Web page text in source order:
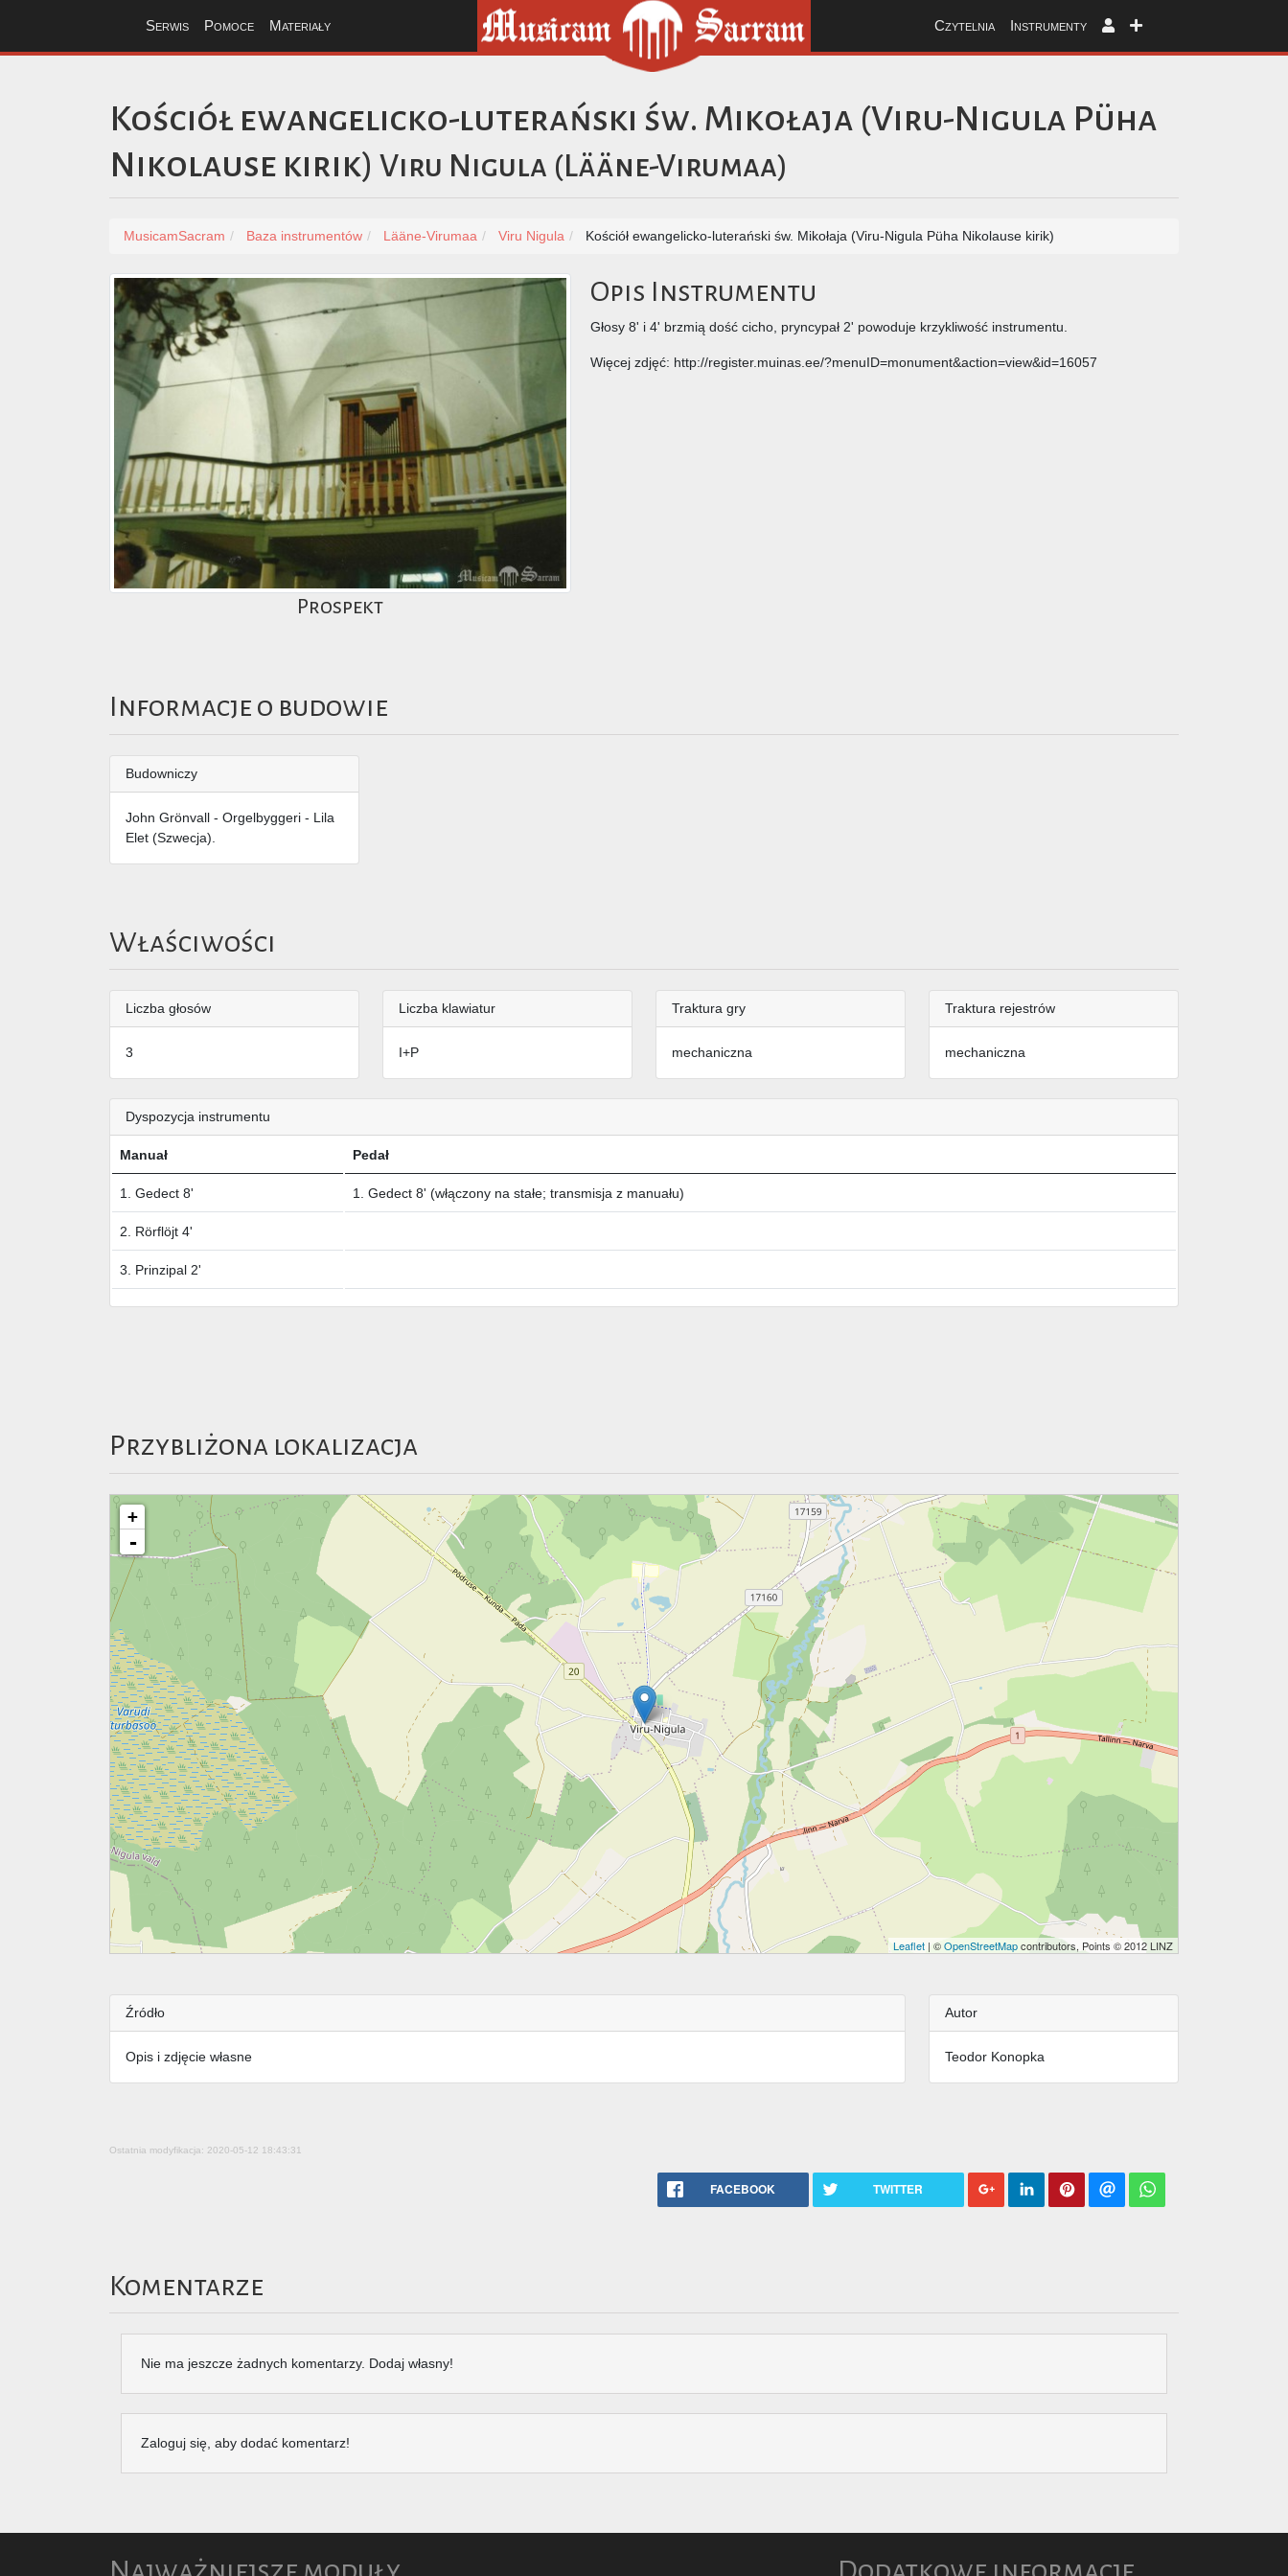
Serwis Pomoce Materiały Czytelnia Instrumenty
Kościół ewangelicko-luterański św. Mikołaja (Viru-Nigula Püha
Nikolause kirik) Viru Nigula (Lääne-Virumaa)
MusicamSacram Baza instrumentów Lääne-Virumaa Viru Nigula Kościół ewangelicko-luterański św. Mikołaja (Viru-Nigula Püha Nikolause kirik)
Prospekt
Opis Instrumentu
Głosy 8' i 4' brzmią dość cicho, pryncypał 2' powoduje krzykliwość instrumentu.
Więcej zdjęć: http://register.muinas.ee/?menuID=monument&action=view&id=16057
Informacje o budowie
Budowniczy
John Grönvall - Orgelbyggeri - Lila
Elet (Szwecja).
Właściwości
Liczba głosów
3
Liczba klawiatur
I+P
Traktura gry
mechaniczna
Traktura rejestrów
mechaniczna
Dyspozycja instrumentu
Manuał Pedał
1. Gedect 8' 1. Gedect 8' (włączony na stałe; transmisja z manuału)
2. Rörflöjt 4'
3. Prinzipal 2'
Przybliżona lokalizacja
+
-
Leaflet | ©OpenStreetMapcontributors, Points © 2012 LINZ
Źródło
Opis i zdjęcie własne
Autor
Teodor Konopka
Ostatnia modyfikacja: 2020-05-12 18:43:31
FACEBOOK TWITTER
Komentarze
Nie ma jeszcze żadnych komentarzy. Dodaj własny!
Zaloguj się, aby dodać komentarz!